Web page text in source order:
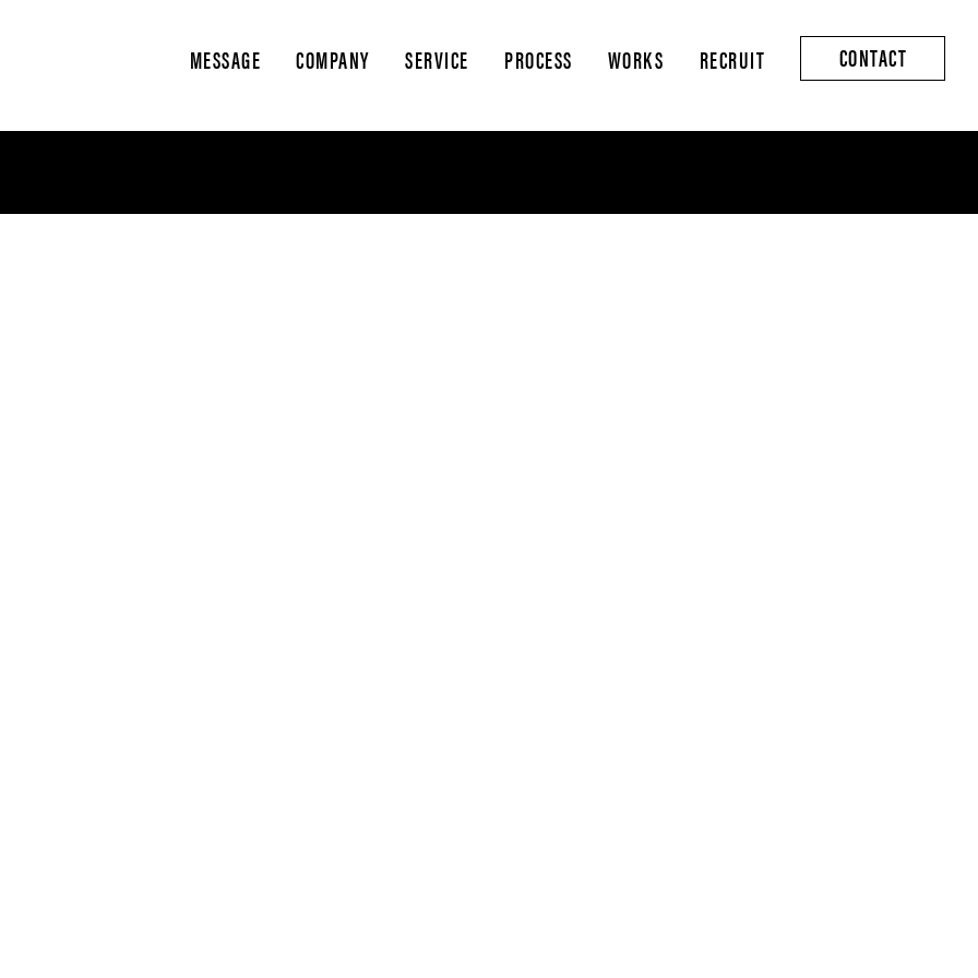
MESSAGE COMPANY SERVICE PROCESS WORKS RECRUIT CONTACT